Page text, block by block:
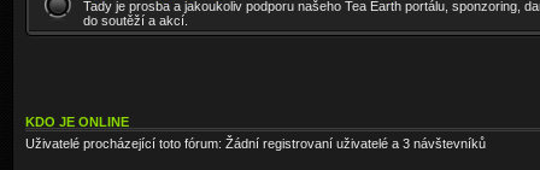
Tady je prosba a jakoukoliv podporu našeho Tea Earth portálu, sponzoring,
do soutěží a akcí.
KDO JE ONLINE
Uživatelé procházející toto fórum: Žádní registrovaní uživatelé a 3 návštevníků